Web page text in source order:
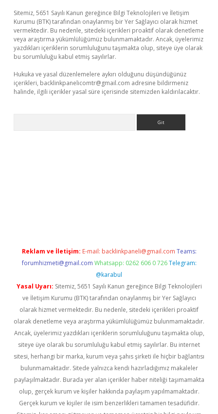
Sitemiz, 5651 Sayılı Kanun gereğince Bilgi Teknolojileri ve İletişim
Kurumu (BTK) tarafından onaylanmış bir Yer Sağlayıcı olarak hizmet
vermektedir. Bu nedenle, sitedeki içerikleri proaktif olarak denetleme
veya araştırma yükümlülüğümüz bulunmamaktadır. Ancak, üyelerimiz
yazdıkları içeriklerin sorumluluğunu taşımakta olup, siteye üye olarak
bu sorumluluğu kabul etmiş sayılırlar.
Hukuka ve yasal düzenlemelere aykırı olduğunu düşündüğünüz
içerikleri, backlinkpanelicomtr@gmail.com adresine bildirmeniz
halinde, ilgili içerikler yasal süre içerisinde sitemizden kaldırılacaktır.
Reklam ve İletişim: E-mail: backlinkpaneli@gmail.com Teams:
forumhizmeti@gmail.com Whatsapp: 0262 606 0 726 Telegram:
@karabul
Yasal Uyarı: Sitemiz, 5651 Sayılı Kanun gereğince Bilgi Teknolojileri
ve İletişim Kurumu (BTK) tarafından onaylanmış bir Yer Sağlayıcı
olarak hizmet vermektedir. Bu nedenle, sitedeki içerikleri proaktif
olarak denetleme veya araştırma yükümlülüğümüz bulunmamaktadır.
Ancak, üyelerimiz yazdıkları içeriklerin sorumluluğunu taşımakta olup,
siteye üye olarak bu sorumluluğu kabul etmiş sayılırlar. Bu internet
sitesi, herhangi bir marka, kurum veya şahıs şirketi ile hiçbir bağlantısı
bulunmamaktadır. Sitede yalnızca kendi hazırladığımız makaleler
paylaşılmaktadır. Burada yer alan içerikler haber niteliği taşımamakta
olup, gerçek kurum ve kişiler hakkında paylaşım yapılmamaktadır.
Gerçek kurum ve kişiler ile isim benzerlikleri tamamen tesadüfidir.